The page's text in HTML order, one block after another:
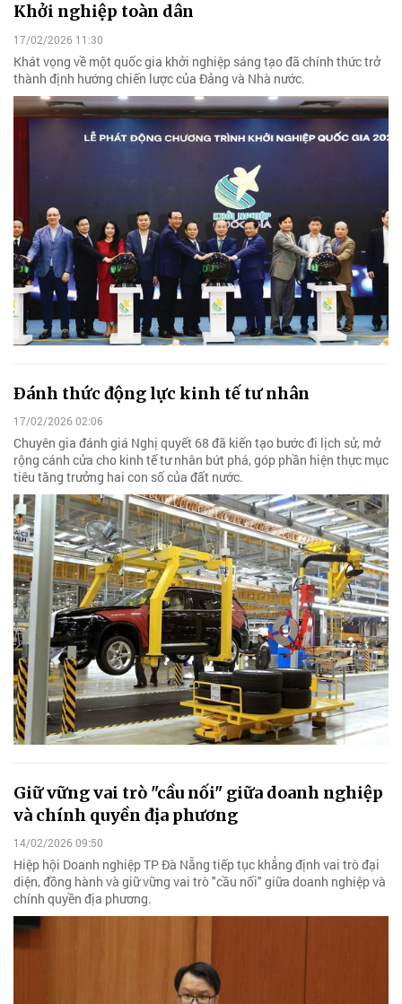
Khởi nghiệp toàn dân
17/02/2026 11:30
Khát vọng về một quốc gia khởi nghiệp sáng tạo đã chính thức trở
thành định hướng chiến lược của Đảng và Nhà nước.
Ðánh thức động lực kinh tế tư nhân
17/02/2026 02:06
Chuyên gia đánh giá Nghị quyết 68 đã kiến tạo bước đi lịch sử, mở
rộng cánh cửa cho kinh tế tư nhân bứt phá, góp phần hiện thực mục
tiêu tăng trưởng hai con số của đất nước.
Giữ vững vai trò "cầu nối" giữa doanh nghiệp
và chính quyền địa phương
14/02/2026 09:50
Hiệp hội Doanh nghiệp TP Đà Nẵng tiếp tục khẳng định vai trò đại
diện, đồng hành và giữ vững vai trò "cầu nối" giữa doanh nghiệp và
chính quyền địa phương.